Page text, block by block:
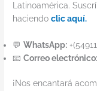
Latinoamérica.
haciendoclic aquí.
💬WhatsApp:
📧Correo electrónico:
¡Nos encantará